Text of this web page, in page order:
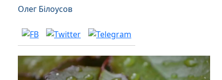
Олег Білоусов